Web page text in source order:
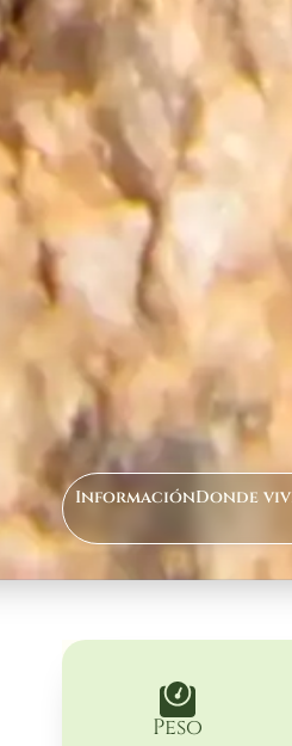
InformaciónDonde
Peso